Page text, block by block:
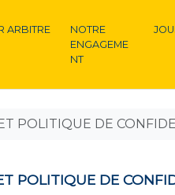
ARBITRE
NOTRE
ENGAGEME
NT
POLITIQUE DE
POLITIQUE DE